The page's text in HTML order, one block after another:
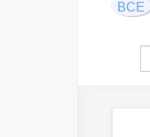
ВСЕ